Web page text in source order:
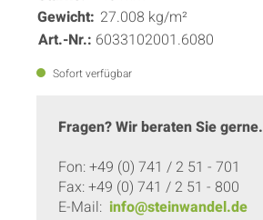
Gewicht: 27.008 kg/m²
Art.-Nr.: 6033102001.6080
Sofort verfügbar
Fragen? Wir beraten Sie gerne.
Fon: +49 (0) 741 / 2 51 - 701
Fax: +49 (0) 741 / 2 51 - 800
E-Mail: info@steinwandel.de